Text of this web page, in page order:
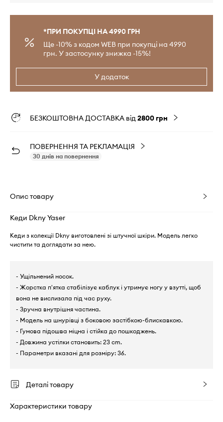
*ПРИ ПОКУПЦІ НА 4990 ГРН
Ще -10% з кодом WEB при покупці на 4990
грн. У застосунку знижка -15%!
У додаток
БЕЗКОШТОВНА ДОСТАВКА від2800 грн
ПОВЕРНЕННЯ ТА РЕКЛАМАЦІЯ
30 днів на повернення
Опис товару
Кеди Dkny Yaser
Кеди з колекції Dkny виготовлені зі штучної шкіри. Модель легко
чистити та доглядати за нею.
- Ущільнений носок.
- Жорстка п'ятка стабілізує каблук і утримує ногу у взутті, щоб
вона не вислизала під час руху.
- Зручна внутрішня частина.
- Модель на шнурівці з боковою застібкою-блискавкою.
- Гумова підошва міцна і стійка до пошкоджень.
- Довжина устілки становить: 23 cm.
- Параметри вказані для розміру: 36.
Деталі товару
Характеристики товару